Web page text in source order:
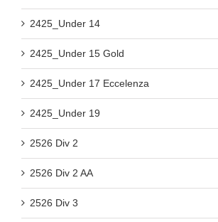
2425_Under 14
2425_Under 15 Gold
2425_Under 17 Eccelenza
2425_Under 19
2526 Div 2
2526 Div 2 AA
2526 Div 3